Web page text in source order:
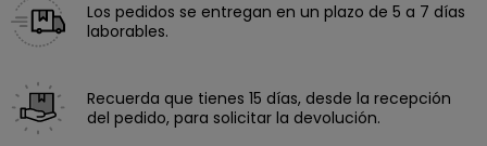
Los pedidos se entregan en un plazo de 5 a 7 días
laborables.
Recuerda que tienes 15 días, desde la recepción
del pedido, para solicitar la devolución.